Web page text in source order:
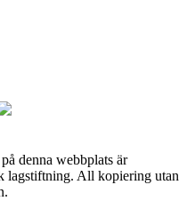
denna webbplats är
lagstiftning. All kopiering utan